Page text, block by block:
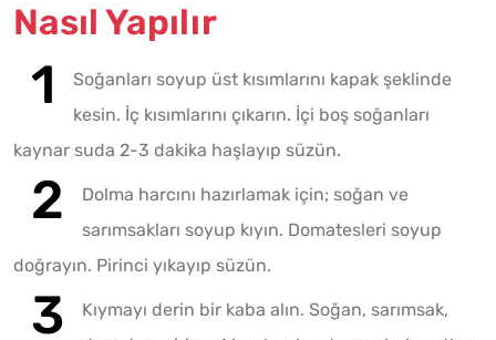
Nasıl Yapılır
Soğanları soyup üst kısımlarını kapak şeklinde
kesin. İç kısımlarını çıkarın. İçi boş soğanları
kaynar suda 2-3 dakika haşlayıp süzün.
Dolma harcını hazırlamak için; soğan ve
sarımsakları soyup kıyın. Domatesleri soyup
doğrayın. Pirinci yıkayıp süzün.
Kıymayı derin bir kaba alın. Soğan, sarımsak,